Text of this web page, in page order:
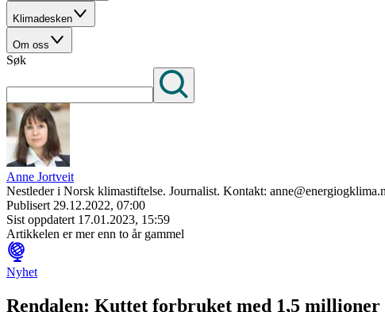
Klimadesken
Om oss
Søk
Anne Jortveit
Nestleder i Norsk klimastiftelse. Journalist. Kontakt:
Publisert 29.12.2022, 07:00
Sist oppdatert 17.01.2023, 15:59
Artikkelen er mer enn to år gammel
Nyhet
Rendalen: Kuttet forbruket med 1,5